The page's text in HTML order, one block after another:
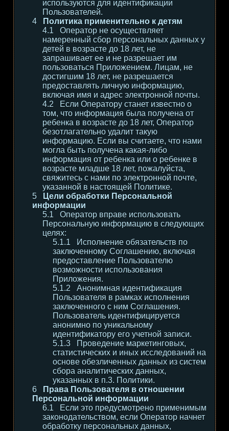
используются для идентификации
Пользователей.
Политика применительно к детям
Оператор не осуществляет
намеренный сбор персональных данных у
детей в возрасте до 18 лет, не
запрашивает ее и не разрешает им
пользоваться Приложением. Лицам, не
достигшим 18 лет, не разрешается
предоставлять личную информацию,
включая имя и адрес электронной почты.
Если Оператору станет известно о
том, что информация была получена от
ребенка в возрасте до 18 лет, Оператор
безотлагательно удалит такую
информацию. Если вы считаете, что нами
могла быть получена какая-либо
информация от ребенка или о ребенке в
возрасте младше 18 лет, пожалуйста,
свяжитесь с нами по электронной почте,
указанной в настоящей Политике.
Цели обработки Персональной
информации
Оператор вправе использовать
Персональную информацию в следующих
целях:
Исполнение обязательств по
заключенному Соглашению, включая
предоставление Пользователю
возможности использования
Приложения.
Анонимная идентификация
Пользователя в рамках исполнения
заключенного с ним Соглашения.
Пользователь идентифицируется
анонимно по уникальному
идентификатору его учетной записи.
Проведение маркетинговых,
статистических и иных исследований на
основе обезличенных данных из систем
сбора аналитических данных,
указанных в п.3. Политики.
Права Пользователя в отношении
Персональной информации
Если это предусмотрено применимым
законодательством, если Оператор начнет
обработку персональных данных,